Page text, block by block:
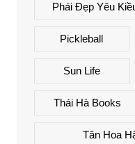
Phái Đẹp Yêu
Pickleball
Sun Life
Thái Hà Books
Tân Hoa